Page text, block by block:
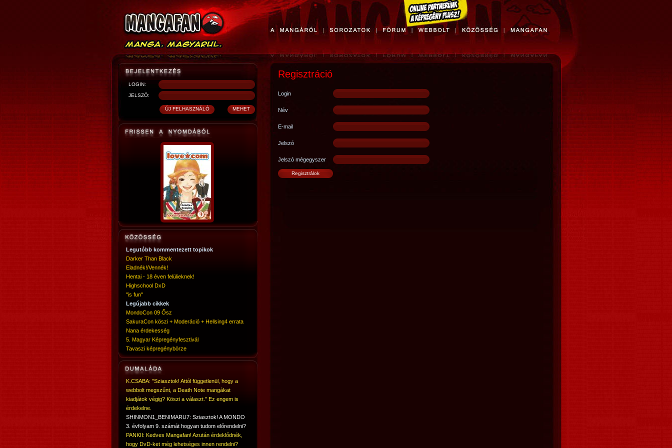
LOGIN:
JELSZÓ:
Legutóbb kommentezett topikok
Darker Than Black
Eladnék!/Vennék!
Hentai - 18 éven felülieknek!
Highschool DxD
"is fun"
Legújabb cikkek
MondoCon 09 Ősz
SakuraCon köszi + Moderáció + Hellsing4 errata
Nana érdekesség
5. Magyar Képregényfesztivál
Tavaszi képregénybörze
K.CSABA: "Sziasztok! Attól függetlenül, hogy a
webbolt megszűnt, a Death Note mangákat
kiadjátok végig? Köszi a választ." Ez engem is
érdekelne.
SHINMON1_BENIMARU7: Sziasztok! A MONDO
3. évfolyam 9. számát hogyan tudom előrendelni?
PANKII: Kedves Mangafan! Azután érdeklődnék,
hogy DvD-ket még lehetséges innen rendelni?
Regisztráció
Login
Név
E-mail
Jelszó
Jelszó mégegyszer